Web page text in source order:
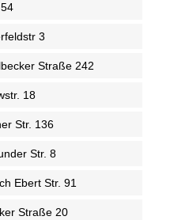
3
Straße 242
18
Str. 136
Str. 8
Ebert Str. 91
Straße 20